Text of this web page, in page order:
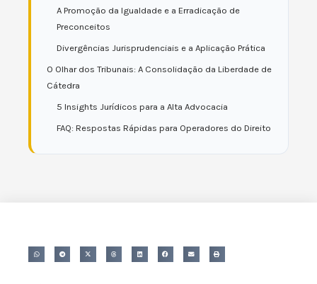
A Promoção da Igualdade e a Erradicação de
Preconceitos
Divergências Jurisprudenciais e a Aplicação Prática
O Olhar dos Tribunais: A Consolidação da Liberdade de
Cátedra
5 Insights Jurídicos para a Alta Advocacia
FAQ: Respostas Rápidas para Operadores do Direito